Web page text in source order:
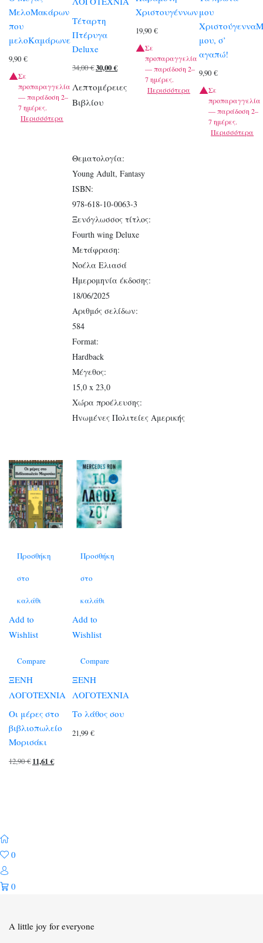
ΜελοΜακάρων
που
μελοΚαμάρωνε
9,90 €
Σε
προπαραγγελία
— παράδοση 2–
7 ημέρες.
Περισσότερα
Τέταρτη
Πτέρυγα
Deluxe
34,00€Original
price
30,00€Η
τρέχουσα
Λεπτομέρειες
Βιβλίου
Θεματολογία:
Young Adult, Fantasy
ISBN:
978-618-10-0063-3
Ξενόγλωσσος τίτλος:
Fourth wing Deluxe
Μετάφραση:
Νοέλα Ελιασά
Ημερομηνία έκδοσης:
18/06/2025
Αριθμός σελίδων:
584
Format:
Hardback
Μέγεθος:
15,0 x 23,0
Χώρα προέλευσης:
Ηνωμένες Πολιτείες Αμερικής
Χριστουγέννων
19,90€
Σε
προπαραγγελία
— παράδοση 2–
7 ημέρες.
Περισσότερα
μου
μου, σ’
αγαπώ!
9,90€
Σε
προπαραγγελία
— παράδοση 2–
7 ημέρες.
Περισσότερα
Προσθήκη
στο
καλάθι
Add to
Wishlist
Compare
ΞΕΝΗ
ΛΟΓΟΤΕΧΝΙΑ
Οι μέρες στο
βιβλιοπωλείο
Μορισάκι
12,90€ Original
11,61€Η
Προσθήκη
στο
καλάθι
Add to
Wishlist
Compare
ΞΕΝΗ
ΛΟΓΟΤΕΧΝΙΑ
Το λάθος σου
21,99€
0
0
A little joy for everyone